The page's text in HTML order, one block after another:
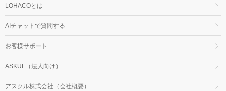
LOHACOとは
AIチャットで質問する
お客様サポート
ASKUL（法人向け）
アスクル株式会社（会社概要）